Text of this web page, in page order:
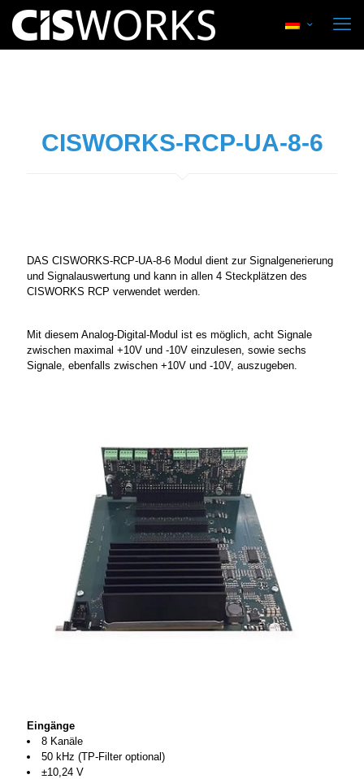
CISWORKS-RCP-UA-8-6
DAS CISWORKS-RCP-UA-8-6 Modul dient zur Signalgenerierung
und Signalauswertung und kann in allen 4 Steckplätzen des
CISWORKS RCP verwendet werden.
Mit diesem Analog-Digital-Modul ist es möglich, acht Signale
zwischen maximal +10V und -10V einzulesen, sowie sechs
Signale, ebenfalls zwischen +10V und -10V, auszugeben.
Eingänge
8 Kanäle
50 kHz (TP-Filter optional)
±10,24 V